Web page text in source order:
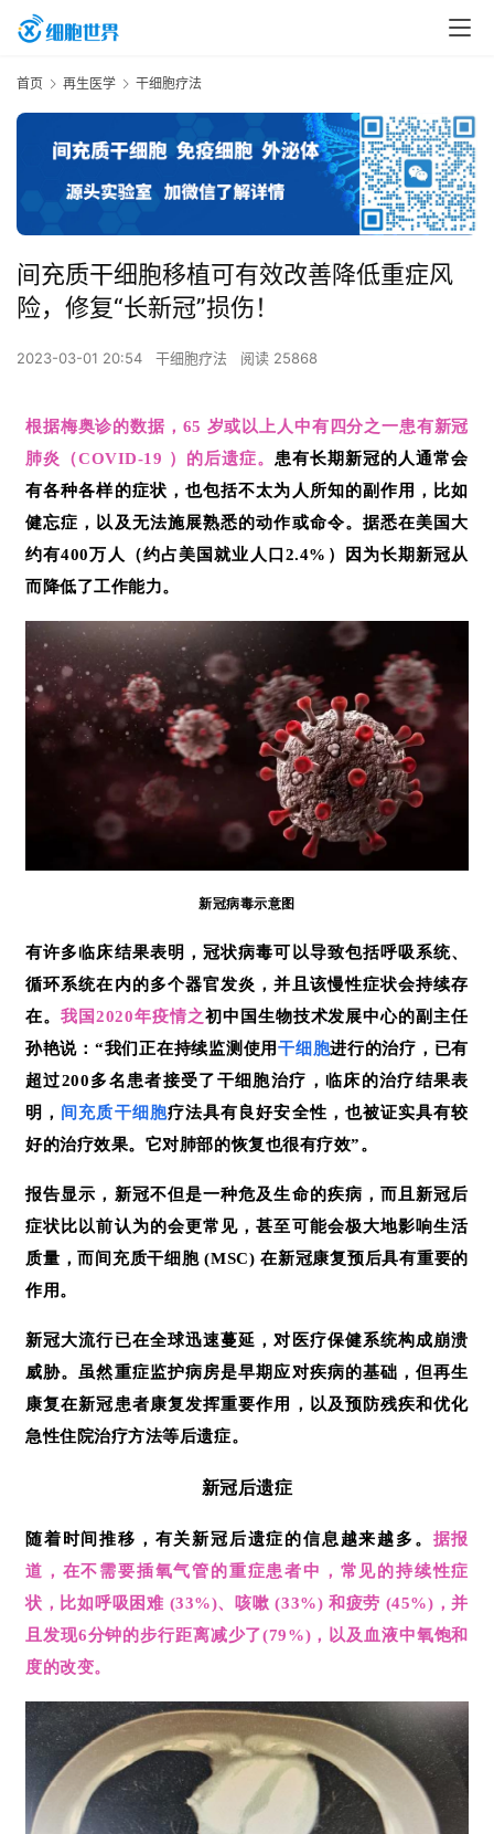
首页 再生医学 干细胞疗法
间充质干细胞移植可有效改善降低重症风
险，修复“长新冠”损伤！
2023-03-01 20:54 干细胞疗法 阅读 25868
根据梅奥诊的数据，65 岁或以上人中有四分之一患有新冠
肺炎（COVID-19 ）的后遗症。 患有长期新冠的人通常会
有各种各样的症状，也包括不太为人所知的副作用，比如
健忘症，以及无法施展熟悉的动作或命令。据悉在美国大
约有400万人（约占美国就业人口2.4%）因为长期新冠从
而降低了工作能力。
新冠病毒示意图
有许多临床结果表明，冠状病毒可以导致包括呼吸系统、
循环系统在内的多个器官发炎，并且该慢性症状会持续存
在。 我国2020年疫情之初中国生物技术发展中心的副主任
孙艳说：“我们正在持续监测使用干细胞进行的治疗，已有
超过200多名患者接受了干细胞治疗，临床的治疗结果表
明， 间充质干细胞疗法具有良好安全性，也被证实具有较
好的治疗效果。它对肺部的恢复也很有疗效”。
报告显示，新冠不但是一种危及生命的疾病，而且新冠后
症状比以前认为的会更常见，甚至可能会极大地影响生活
质量，而间充质干细胞 (MSC) 在新冠康复预后具有重要的
作用。
新冠大流行已在全球迅速蔓延，对医疗保健系统构成崩溃
威胁。虽然重症监护病房是早期应对疾病的基础，但再生
康复在新冠患者康复发挥重要作用，以及预防残疾和优化
急性住院治疗方法等后遗症。
新冠后遗症
随着时间推移，有关新冠后遗症的信息越来越多。 据报
道，在不需要插氧气管的重症患者中，常见的持续性症
状，比如呼吸困难 (33%)、咳嗽 (33%) 和疲劳 (45%)，并
且发现6分钟的步行距离减少了(79%)，以及血液中氧饱和
度的改变。